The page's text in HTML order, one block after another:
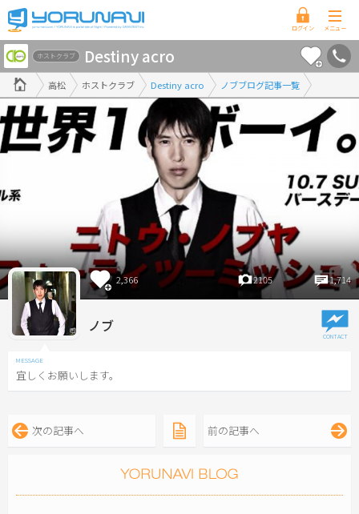
香
川
県
版
高松 ホストクラブ Destiny acro ノブブログ記事一覧
ホストクラブ Destiny acro
2,366 2105 1,714
ノブ
宜しくお願いします。
次の記事へ 前の記事へ